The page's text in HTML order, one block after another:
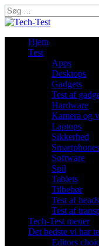
Søg
efter:
Hjem
Test
Apps
Desktops
Gadgets
Test af
Hardware
Kamera og
Laptops
Sikkerhed
Smartphones
Software
Spil
Tablets
Tilbehør
Test af
Test af
Tech-Test mener
Det bedste vi har
Editors